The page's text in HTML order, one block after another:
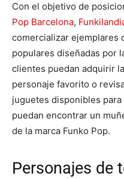
Con el objetivo de
Pop Barcelona,
comercializar ejemplares
populares diseñadas por
clientes puedan adquirir
personaje favorito o
juguetes disponibles
puedan encontrar un
de la marca Funko Pop.
Personajes de